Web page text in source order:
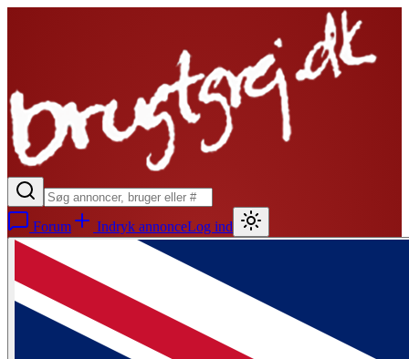
Forum Indryk annonceLog ind